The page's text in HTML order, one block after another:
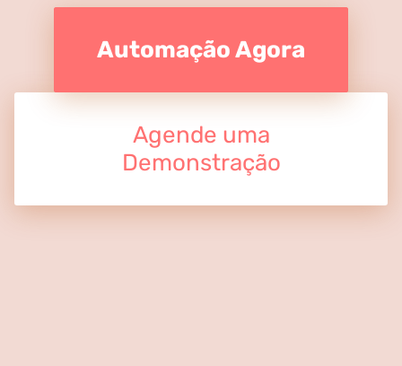
Automação Agora
Agende uma
Demonstração